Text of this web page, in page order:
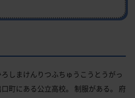
しまけんりつふちゅうこうとうがっ
町にある公立高校。 制服がある。 府